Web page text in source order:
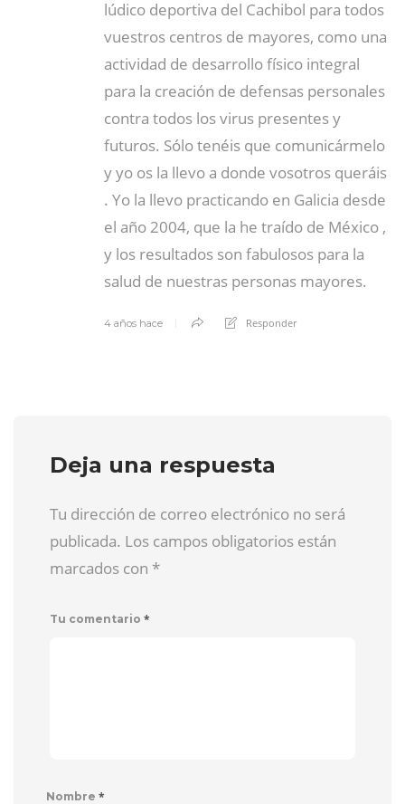
lúdico deportiva del Cachibol para todos
vuestros centros de mayores, como una
actividad de desarrollo físico integral
para la creación de defensas personales
contra todos los virus presentes y
futuros. Sólo tenéis que comunicármelo
y yo os la llevo a donde vosotros queráis
. Yo la llevo practicando en Galicia desde
el año 2004, que la he traído de México ,
y los resultados son fabulosos para la
salud de nuestras personas mayores.
4 años hace Responder
Deja una respuesta
Tu dirección de correo electrónico no será
publicada. Los campos obligatorios están
marcados con *
Tu comentario *
Nombre *